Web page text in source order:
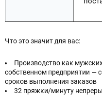
Что это значит для вас:
Производство как
собственном предприятии —
сроков выполнения заказов
32 пряжки/минуту